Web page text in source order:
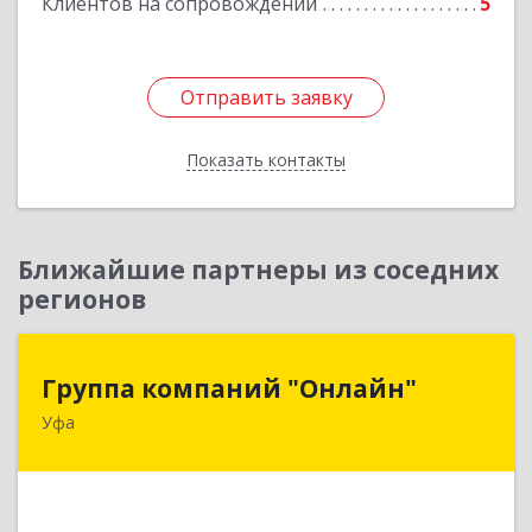
Отправить заявку
Показать контакты
Отправить заявку
Назад
Ближайшие партнеры из соседних
регионов
Группа компаний "Онлайн"
Уфа
Группа компаний "Онлайн"
450006, Башкортостан Респ, г.о. город Уфа, Уфа